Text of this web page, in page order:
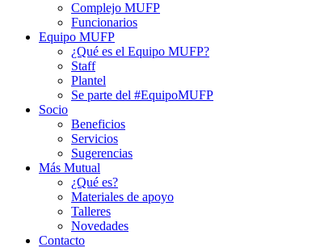
Complejo MUFP
Funcionarios
Equipo MUFP
¿Qué es el Equipo MUFP?
Staff
Plantel
Se parte del #EquipoMUFP
Socio
Beneficios
Servicios
Sugerencias
Más Mutual
¿Qué es?
Materiales de apoyo
Talleres
Novedades
Contacto